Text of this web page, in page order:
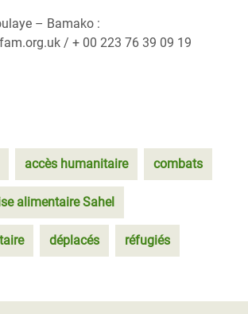
– Bamako :
/ + 00 223 76 39 09 19
accès humanitaire combats
alimentaire Sahel
déplacés réfugiés